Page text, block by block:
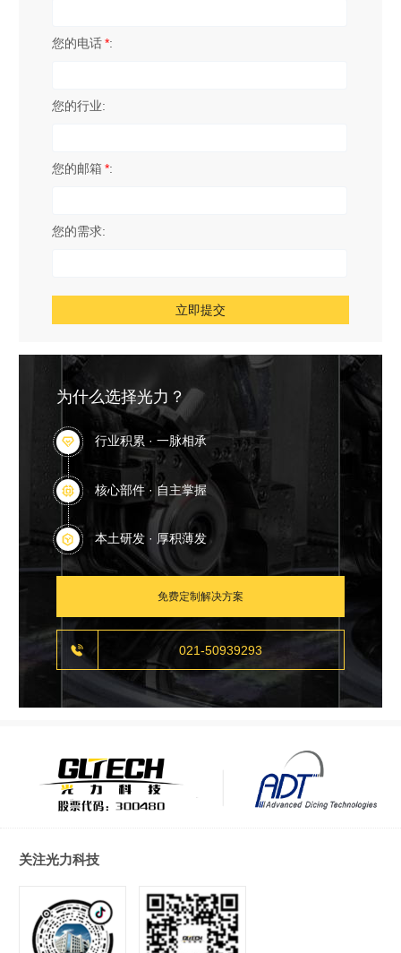
为什么选择光力？
 行业积累 · 一脉相承
 核心部件 · 自主掌握
 本土研发 · 厚积薄发
免费定制解决方案
 021-50939293
关注光力科技